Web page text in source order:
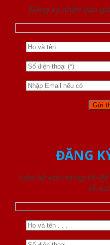
Đăng ký nhận báo
ĐĂNG
Liên hệ với chúng tôi
về